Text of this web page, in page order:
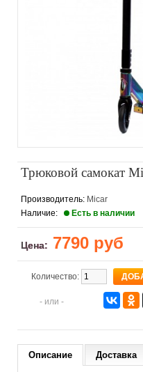
Трюковой самокат
Производитель: Micar
Наличие:
Есть в наличии
Цена: 7790 руб
Количество:
- или -
Описание Доставка